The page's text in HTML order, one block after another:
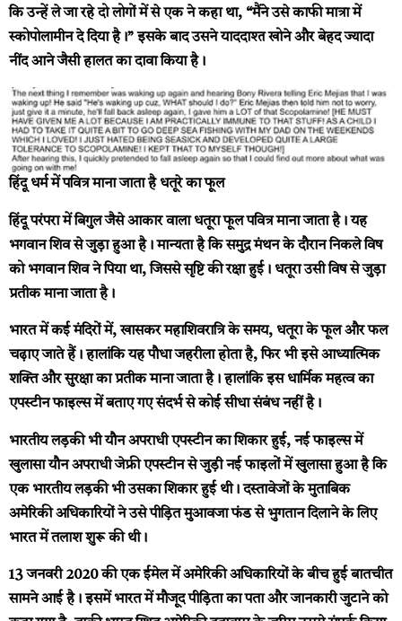
कि उन्हें ले जा रहे दो लोगों में से एक ने कहा था, “मैंने उसे काफी मात्रा में
स्कोपोलामीन दे दिया है।” इसके बाद उसने याददाश्त खोने और बेहद ज्यादा
नींद आने जैसी हालत का दावा किया है।
हिंदू धर्म में पवित्र माना जाता है धतूरे का फूल
हिंदू परंपरा में बिगुल जैसे आकार वाला धतूरा फूल पवित्र माना जाता है। यह
भगवान शिव से जुड़ा हुआ है। मान्यता है कि समुद्र मंथन के दौरान निकले विष
को भगवान शिव ने पिया था, जिससे सृष्टि की रक्षा हुई। धतूरा उसी विष से जुड़ा
प्रतीक माना जाता है।
भारत में कई मंदिरों में, खासकर महाशिवरात्रि के समय, धतूरा के फूल और फल
चढ़ाए जाते हैं। हालांकि यह पौधा जहरीला होता है, फिर भी इसे आध्यात्मिक
शक्ति और सुरक्षा का प्रतीक माना जाता है। हालांकि इस धार्मिक महत्व का
एपस्टीन फाइल्स में बताए गए संदर्भ से कोई सीधा संबंध नहीं है।
भारतीय लड़की भी यौन अपराधी एपस्टीन का शिकार हुई, नई फाइल्स में
खुलासायौन अपराधी जेफ्री एपस्टीन से जुड़ी नई फाइलों में खुलासा हुआ है कि
एक भारतीय लड़की भी उसका शिकार हुई थी। दस्तावेजों के मुताबिक
अमेरिकी अधिकारियों ने उसे पीड़ित मुआवजा फंड से भुगतान दिलाने के लिए
भारत में तलाश शुरू की थी।
13 जनवरी 2020 की एक ईमेल में अमेरिकी अधिकारियों के बीच हुई बातचीत
सामने आई है। इसमें भारत में मौजूद पीड़िता का पता और जानकारी जुटाने को